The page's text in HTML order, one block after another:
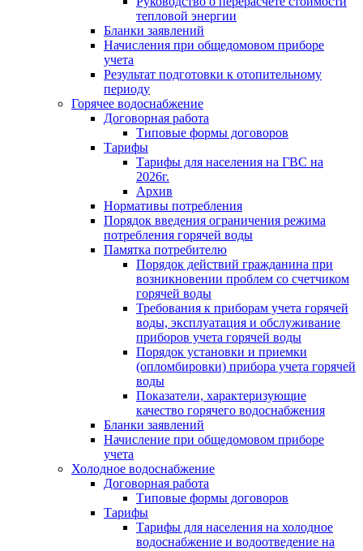
тепловой энергии
Бланки заявлений
Начисления при общедомовом приборе
учета
Результат подготовки к отопительному
периоду
Горячее водоснабжение
Договорная работа
Типовые формы договоров
Тарифы
Тарифы для населения на ГВС на
2026г.
Архив
Нормативы потребления
Порядок введения ограничения режима
потребления горячей воды
Памятка потребителю
Порядок действий гражданина при
возникновении проблем со счетчиком
горячей воды
Требования к приборам учета горячей
воды, эксплуатация и обслуживание
приборов учета горячей воды
Порядок установки и приемки
(опломбировки) прибора учета горячей
воды
Показатели, характеризующие
качество горячего водоснабжения
Бланки заявлений
Начисление при общедомовом приборе
учета
Холодное водоснабжение
Договорная работа
Типовые формы договоров
Тарифы
Тарифы для населения на холодное
водоснабжение и водоотведение на